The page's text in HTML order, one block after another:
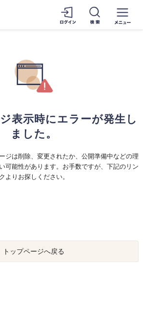
表示時にエラーが発生し
ました。
ジは削除、変更されたか、公開準備中などの理
可能性があります。お手数ですが、下記のリン
クよりお探しください。
トップページへ戻る